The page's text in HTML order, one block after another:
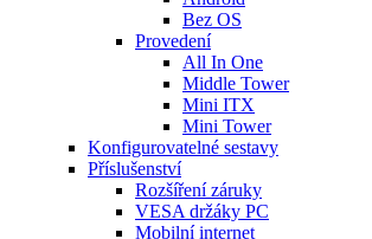
Bez OS
Provedení
All In One
Middle Tower
Mini ITX
Mini Tower
Konfigurovatelné sestavy
Příslušenství
Rozšíření záruky
VESA držáky PC
Mobilní internet